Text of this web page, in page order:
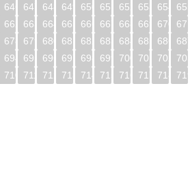
646 647 648 649 650 651 652 653 654
662 663 664 665 666 667 668 669 670
678 679 680 681 682 683 684 685 686
694 695 696 697 698 699 700 701 702
710 711 712 713 714 715 716 717 718